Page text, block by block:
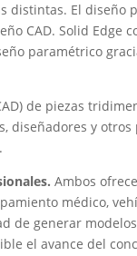
distintas. El diseño
CAD. Solid Edge
paramétrico
de piezas
diseñadores y otros
Ambos
médico,
de generar
el avance del